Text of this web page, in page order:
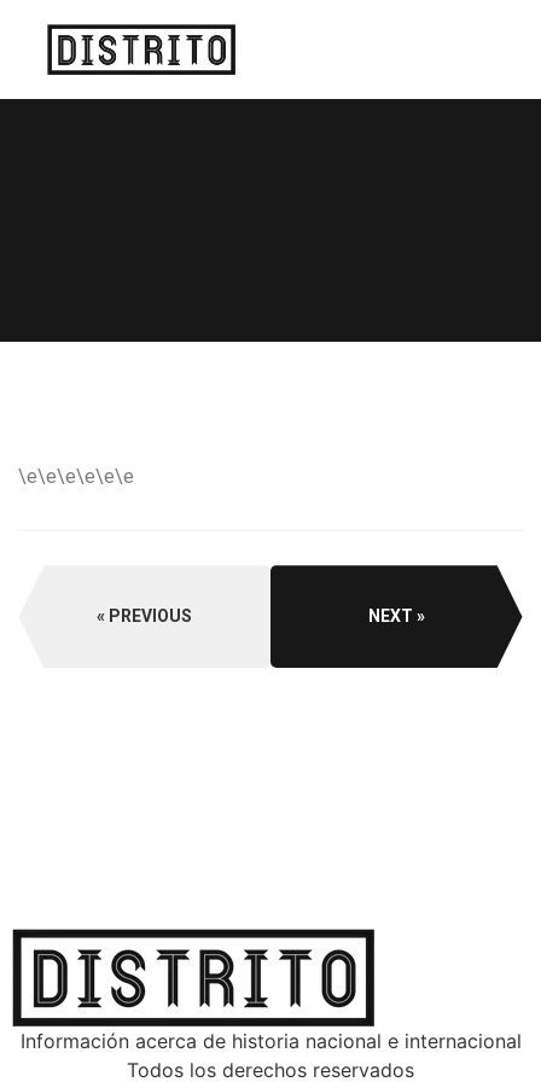
\e\e\e\e\e\e
PREVIOUS NEXT
Información acerca de historia nacional e internacional
Todos los derechos reservados